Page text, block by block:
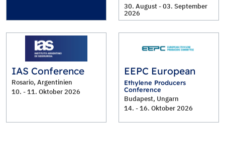
30. August - 03. September
2026
IAS Conference
Rosario, Argentinien
10. - 11. Oktober 2026
EEPC European
Ethylene Producers
Conference
Budapest, Ungarn
14. - 16. Oktober 2026